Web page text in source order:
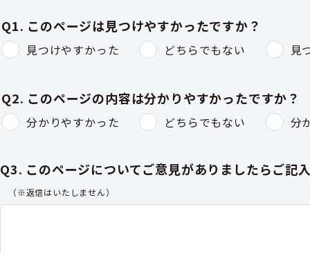
Q1. このページは見つけやすかったですか？
見つけやすかった どちらでもない 見
Q2. このページの内容は分かりやすかったですか？
分かりやすかった どちらでもない 分
Q3. このページについてご意見がありましたらご記
（※返信はいたしません）